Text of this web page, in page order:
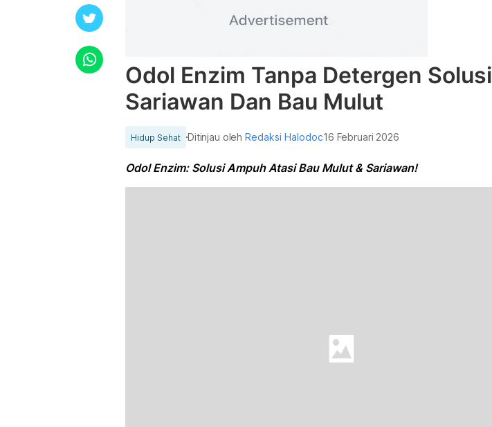
Odol Enzim Tanpa Detergen Solusi
Sariawan Dan Bau Mulut
Hidup Sehat Ditinjau olehRedaksi Halodoc16 Februari 2026
Odol Enzim: Solusi Ampuh Atasi Bau Mulut & Sariawan!